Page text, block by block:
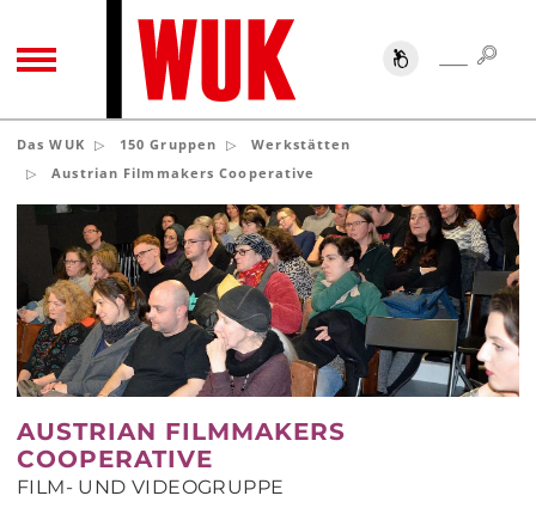
TOGGLE NAVIGATION SUCHE
Das WUK 150 Gruppen
Werkstätten
Austrian Filmmakers Cooperative
AUSTRIAN FILMMAKERS
COOPERATIVE
FILM- UND VIDEOGRUPPE